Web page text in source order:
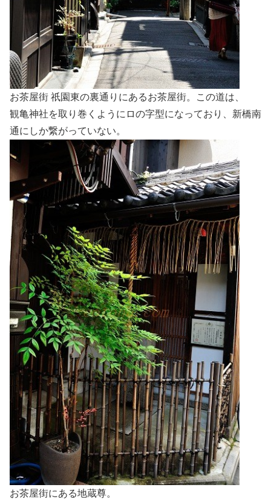
お茶屋街 祇園東の裏通りにあるお茶屋街。この道は、
観亀神社を取り巻くようにロの字型になっており、新橋南
通にしか繋がっていない。
お茶屋街にある地蔵尊。